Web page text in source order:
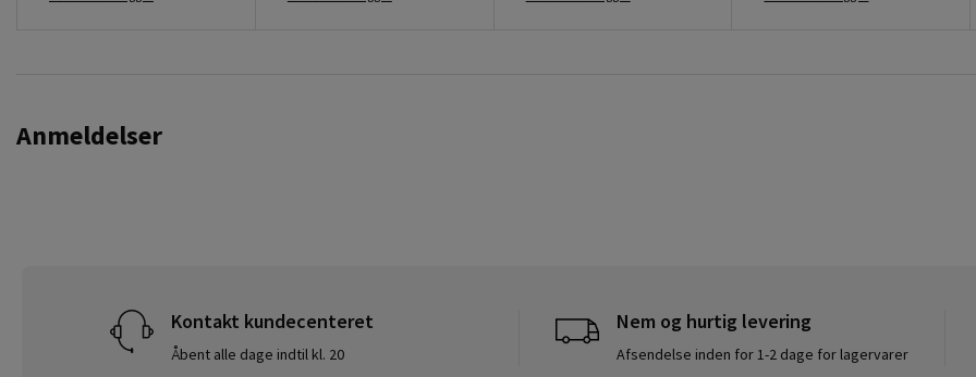
Anmeldelser
Kontakt kundecenteret
Åbent alle dage indtil kl. 20
Nem og hurtig levering
Afsendelse inden for 1-2 dage for lagervarer